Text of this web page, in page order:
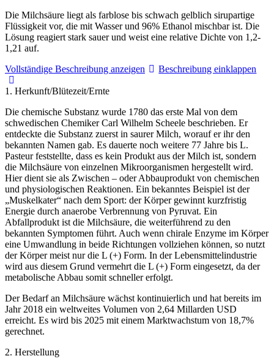
Die Milchsäure liegt als farblose bis schwach gelblich sirupartige
Flüssigkeit vor, die mit Wasser und 96% Ethanol mischbar ist. Die
Lösung reagiert stark sauer und weist eine relative Dichte von 1,2-
1,21 auf.
Vollständige Beschreibung anzeigen
Beschreibung einklappen
1. Herkunft/Blütezeit/Ernte
Die chemische Substanz wurde 1780 das erste Mal von dem
schwedischen Chemiker Carl Wilhelm Scheele beschrieben. Er
entdeckte die Substanz zuerst in saurer Milch, worauf er ihr den
bekannten Namen gab. Es dauerte noch weitere 77 Jahre bis L.
Pasteur feststellte, dass es kein Produkt aus der Milch ist, sondern
die Milchsäure von einzelnen Mikroorganismen hergestellt wird.
Hier dient sie als Zwischen – oder Abbauprodukt von chemischen
und physiologischen Reaktionen. Ein bekanntes Beispiel ist der
„Muskelkater“ nach dem Sport: der Körper gewinnt kurzfristig
Energie durch anaerobe Verbrennung von Pyruvat. Ein
Abfallprodukt ist die Milchsäure, die weiterführend zu den
bekannten Symptomen führt. Auch wenn chirale Enzyme im Körper
eine Umwandlung in beide Richtungen vollziehen können, so nutzt
der Körper meist nur die L (+) Form. In der Lebensmittelindustrie
wird aus diesem Grund vermehrt die L (+) Form eingesetzt, da der
metabolische Abbau somit schneller erfolgt.
Der Bedarf an Milchsäure wächst kontinuierlich und hat bereits im
Jahr 2018 ein weltweites Volumen von 2,64 Millarden USD
erreicht. Es wird bis 2025 mit einem Marktwachstum von 18,7%
gerechnet.
2. Herstellung